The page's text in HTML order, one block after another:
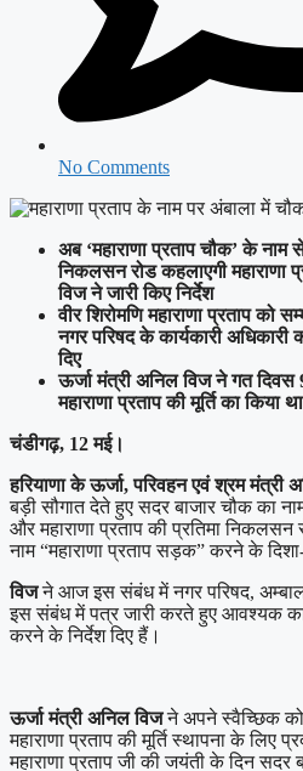
No Comments
अब ‘महाराणा प्रताप चौक’ के नाम
निकलसन रोड कहलाएगी महाराणा
विज ने जारी किए निर्देश
वीर शिरोमणि महाराणा प्रताप को
नगर परिषद के कार्यकारी अधिकारी
दिए
ऊर्जा मंत्री अनिल विज ने गत दिवस
महाराणा प्रताप की मूर्ति का किया
चंडीगढ़, 12 मई।
हरियाणा के ऊर्जा, परिवहन एवं श्रम मंत्री
बड़ी सौगात देते हुए सदर बाजार चौक का
और महाराणा प्रताप की प्रतिमा
नाम “महाराणा प्रताप सड़क” करने के दिशा-
विजने आज इस संबंध में नगर परिषद,
इस संबंध में पत्र जारी करते हुए आवश्यक
करने के निर्देश दिए हैं।
ऊर्जा मंत्री अनिल विजने अपने स्वैच्छिक
महाराणा प्रताप की मूर्ति स्थापना के लिए
महाराणा प्रताप जी की जयंती के दिन सदर